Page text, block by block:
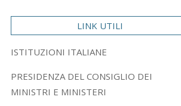
LINK UTILI
ISTITUZIONI ITALIANE
PRESIDENZA DEL CONSIGLIO DEI
MINISTRI E MINISTERI